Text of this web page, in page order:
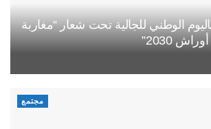
الوطني للجالية تحت شعار “مغاربة
2030”
مجتمع